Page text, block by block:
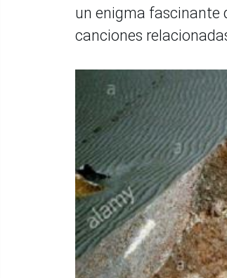
un enigma fascinante
canciones